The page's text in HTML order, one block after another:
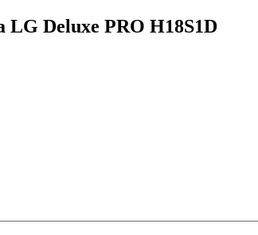
LG Deluxe PRO H18S1D